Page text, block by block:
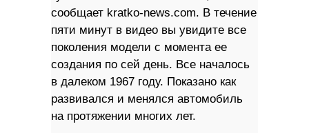
сообщает kratko-news.com. В течение
пяти минут в видео вы увидите все
поколения модели с момента ее
создания по сей день. Все началось
в далеком 1967 году. Показано как
развивался и менялся автомобиль
на протяжении многих лет.